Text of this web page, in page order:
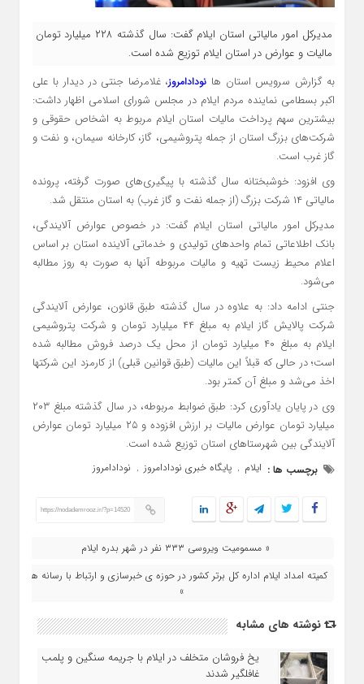
مدیرکل امور مالیاتی استان ایلام گفت: سال گذشته ۲۲۸ میلیارد تومان
مالیات و عوارض در استان ایلام توزیع شده است.
به گزارش سرویس استان ها نودادامروز، غلامرضا جنتی در دیدار با علی
اکبر بسطامی نماینده مردم ایلام در مجلس شورای اسلامی اظهار داشت:
بیشترین سهم پرداخت مالیات استان ایلام مربوط به اشخاص حقوقی و
شرکت‌های بزرگ استان از جمله پتروشیمی، گاز، کارخانه سیمان، و نفت و
گاز غرب است.
وی افزود: خوشبختانه سال گذشته با پیگیری‌های صورت گرفته، پرونده
مالیاتی ۱۴ شرکت بزرگ (از جمله نفت و گاز غرب) به استان منتقل شد.
مدیرکل امور مالیاتی استان ایلام گفت: در خصوص عوارض آلایندگی،
بانک اطلاعاتی تمام واحدهای تولیدی و خدماتی آلاینده استان بر اساس
اعلام محیط زیست تهیه و مالیات مربوطه آنها به صورت به روز مطالبه
می‌شود.
جنتی ادامه داد: به علاوه در سال گذشته طبق قانون، عوارض آلایندگی
شرکت پالایش گاز ایلام به مبلغ ۴۴ میلیارد تومان و شرکت پتروشیمی
ایلام به مبلغ ۴۰ میلیارد تومان از محل یک درصد فروش مطالبه شده
است؛ در حالی که قبلاً این مالیات (طبق قوانین قبلی) از کارمزد این شرکتها
اخذ می‌شد و مبلغ آن کمتر بود.
وی در پایان یادآوری کرد: طبق ضوابط مربوطه، در سال گذشته مبلغ ۲۰۳
میلیارد تومان عوارض مالیات بر ارزش افزوده و ۲۵ میلیارد تومان عوارض
آلایندگی بین شهرستاهای استان توزیع شده است.
برچسب ها : ایلام , پایگاه خبری نودادامروز , نودادامروز
https://nodademrooz.ir/?p=14520
« مسمومیت ویروسی ۳۳۳ نفر در شهر بدره ایلام
کمیته امداد ایلام اداره کل برتر کشور در حوزه ی خبرسازی و ارتباط با رسانه ها
»
نوشته های مشابه
یخ‌ فروشان متخلف در ایلام با جریمه سنگین و پلمب
غافلگیر شدند